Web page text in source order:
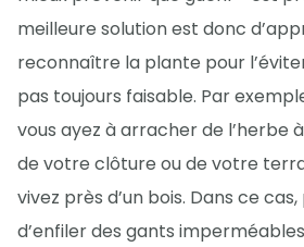
meilleure solution est donc
reconnaître la plante pour
pas toujours faisable. Par
vous ayez à arracher de l’herbe
de votre clôture ou de votre
vivez près d’un bois. Dans ce
d’enfiler des gants